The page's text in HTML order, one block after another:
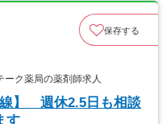
保存する
ク薬局の薬剤師求人
線】 週休2.5日も相談
す